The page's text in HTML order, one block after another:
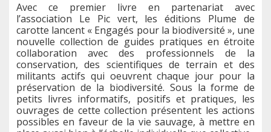
Avec ce premier livre en partenariat avec
l’association Le Pic vert, les éditions Plume de
carotte lancent « Engagés pour la biodiversité », une
nouvelle collection de guides pratiques en étroite
collaboration avec des professionnels de la
conservation, des scientifiques de terrain et des
militants actifs qui oeuvrent chaque jour pour la
préservation de la biodiversité. Sous la forme de
petits livres informatifs, positifs et pratiques, les
ouvrages de cette collection présentent les actions
possibles en faveur de la vie sauvage, à mettre en